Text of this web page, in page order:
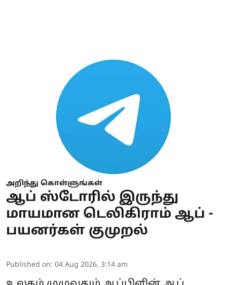
அறிந்து கொள்ளுங்கள்
ஆப் ஸ்டோரில் இருந்து
மாயமான டெலிகிராம் ஆப் -
பயனர்கள் குமுறல்
Published on: 04 Aug 2026, 3:14 am